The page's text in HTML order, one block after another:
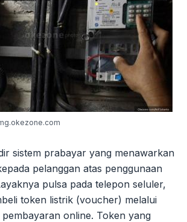
sistem prabayar yang menawarkan
pelanggan atas penggunaan
pulsa pada telepon seluler,
token listrik (voucher) melalui
online. Token yang